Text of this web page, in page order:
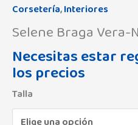
Corsetería,Interiores
Selene Braga Vera-
Necesitas estar
los precios
Talla